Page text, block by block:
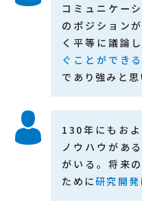
コミュニケー
のポジション
く平等に議論
ぐことができる
であり強みと思
130年にもおよ
ノウハウがあ
がいる。将来
ために研究開